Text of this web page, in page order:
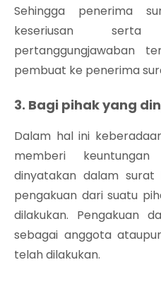
Sehingga penerima
keseriusan
pertanggungjawaban
pembuat ke penerima
3. Bagi pihak yang
Dalam hal ini
memberi
dinyatakan dalam
pengakuan dari suatu
dilakukan. Pengakuan
sebagai anggota
telah dilakukan.